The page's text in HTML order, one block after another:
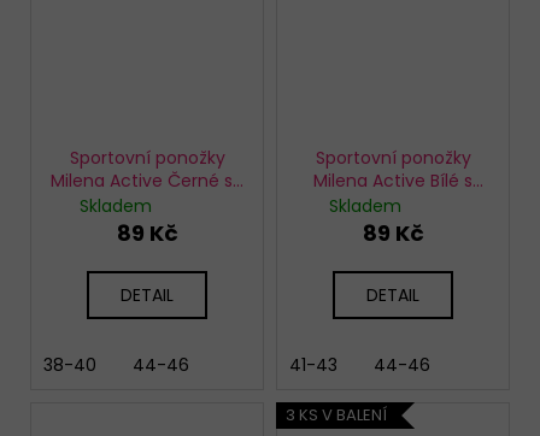
Sportovní ponožky
Milena Active Černé se
žlutým pruhem
Skladem
89 Kč
DETAIL
38-40 44-46
Sportovní ponožky
Milena Active Bílé s
červeným pruhem
Skladem
89 Kč
DETAIL
41-43 44-46
3 KS V BALENÍ